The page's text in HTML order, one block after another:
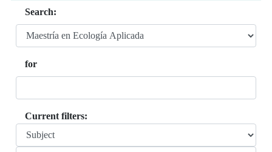
Search:
for
Current filters: